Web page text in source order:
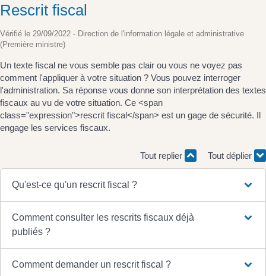
Rescrit fiscal
Vérifié le 29/09/2022 - Direction de l'information légale et administrative
(Première ministre)
Un texte fiscal ne vous semble pas clair ou vous ne voyez pas
comment l'appliquer à votre situation ? Vous pouvez interroger
l'administration. Sa réponse vous donne son interprétation des textes
fiscaux au vu de votre situation. Ce <span
class="expression">rescrit fiscal</span> est un gage de sécurité. Il
engage les services fiscaux.
Tout replier Tout déplier
Qu'est-ce qu'un rescrit fiscal ?
Comment consulter les rescrits fiscaux déjà
publiés ?
Comment demander un rescrit fiscal ?